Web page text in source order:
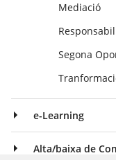
Mediació
Segona
e-Learning
Alta/baixa de